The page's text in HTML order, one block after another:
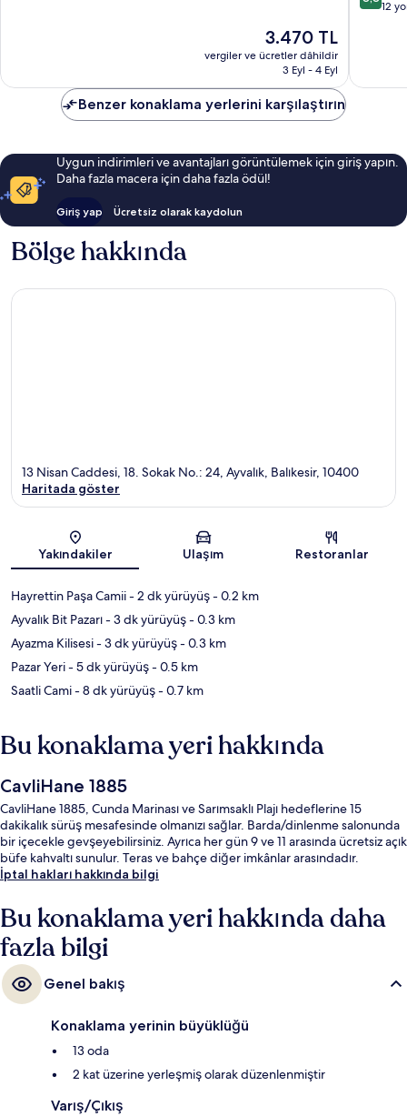
Güncel
fiyat:
3.470 TL
3.470 TL
vergiler ve ücretler dâhildir
3 Eyl - 4 Eyl
12
Benzer konaklama yerlerini karşılaştırın
Uygun indirimleri ve avantajları görüntülemek için giriş yapın.
Daha fazla macera için daha fazla ödül!
Giriş yap Ücretsiz olarak kaydolun
Bölge hakkında
Harita
13 Nisan Caddesi, 18. Sokak No.: 24, Ayvalık, Balıkesir, 10400
Haritada göster
Yakındakiler Ulaşım Restoranlar
Hayrettin Paşa Camii- 2 dk yürüyüş- 0.2 km
Ayvalık Bit Pazarı- 3 dk yürüyüş- 0.3 km
Ayazma Kilisesi- 3 dk yürüyüş- 0.3 km
Pazar Yeri- 5 dk yürüyüş- 0.5 km
Saatli Cami- 8 dk yürüyüş- 0.7 km
Bu konaklama yeri hakkında
CavliHane 1885
CavliHane 1885, Cunda Marinası ve Sarımsaklı Plajı hedeflerine 15
dakikalık sürüş mesafesinde olmanızı sağlar. Barda/dinlenme salonunda
bir içecekle gevşeyebilirsiniz. Ayrıca her gün 9 ve 11 arasında ücretsiz açık
büfe kahvaltı sunulur. Teras ve bahçe diğer imkânlar arasındadır.
İptal hakları hakkında bilgi
Bu konaklama yeri hakkında daha
fazla bilgi
Genel bakış
Konaklama yerinin büyüklüğü
13 oda
2 kat üzerine yerleşmiş olarak düzenlenmiştir
Varış/Çıkış